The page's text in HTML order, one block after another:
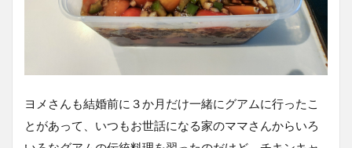
ヨメさんも結婚前に３か月だけ一緒にグアムに行ったこ
とがあって、いつもお世話になる家のママさんからいろ